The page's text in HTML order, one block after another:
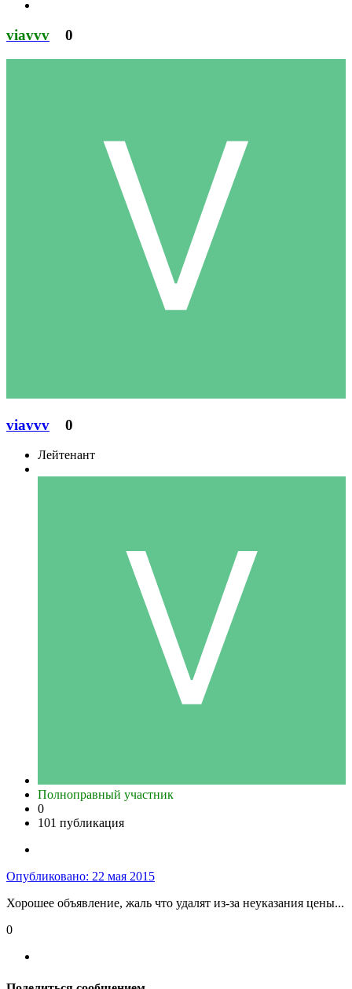
viavvv 0
viavvv 0
Лейтенант
Полноправный участник
0
101 публикация
Опубликовано: 22 мая 2015
Хорошее объявление, жаль что удалят из-за неуказания цены...
0